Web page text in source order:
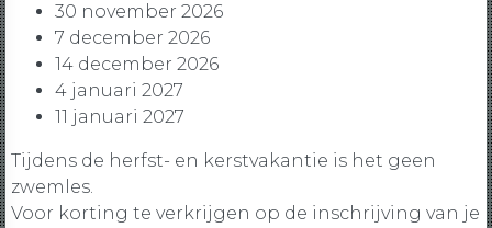
30 november 2026
7 december 2026
14 december 2026
4 januari 2027
11 januari 2027
Tijdens de herfst- en kerstvakantie is het geen
zwemles.
Voor korting te verkrijgen op de inschrijving van je